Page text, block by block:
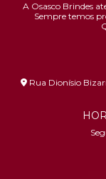
A Osasco Brindes
Sempre temos
Rua Dionísio